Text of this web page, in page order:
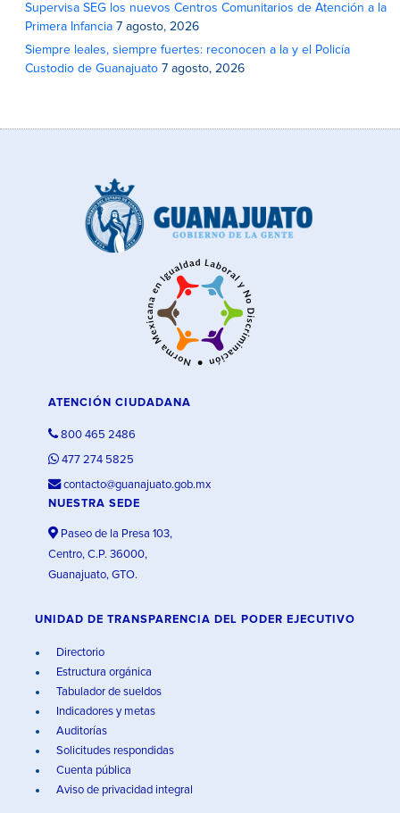
Supervisa SEG los nuevos Centros Comunitarios de Atención a la
Primera Infancia 7 agosto, 2026
Siempre leales, siempre fuertes: reconocen a la y el Policía
Custodio de Guanajuato 7 agosto, 2026
ATENCIÓN CIUDADANA
800 465 2486
477 274 5825
contacto@guanajuato.gob.mx
NUESTRA SEDE
Paseo de la Presa 103,
Centro, C.P. 36000,
Guanajuato, GTO.
UNIDAD DE TRANSPARENCIA DEL PODER EJECUTIVO
Directorio
Estructura orgánica
Tabulador de sueldos
Indicadores y metas
Auditorías
Solicitudes respondidas
Cuenta pública
Aviso de privacidad integral